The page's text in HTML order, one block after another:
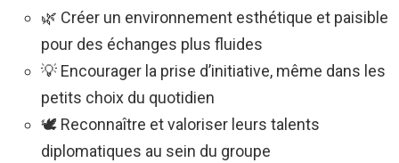
🌿 Créer un environnement esthétique et paisible
pour des échanges plus fluides
💡 Encourager la prise d’initiative, même dans les
petits choix du quotidien
🕊 Reconnaître et valoriser leurs talents
diplomatiques au sein du groupe